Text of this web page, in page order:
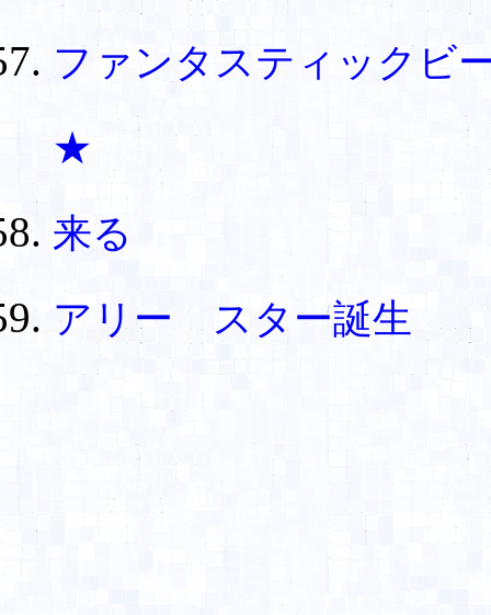
ファンタスティック
★
来る
アリー スター誕